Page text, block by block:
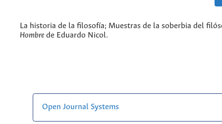
La historia de la filosofía; Muestras de la soberbia del
Hombre de Eduardo Nicol.
Open Journal Systems